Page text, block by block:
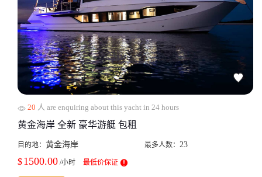
20 人 are enquiring about this yacht in 24 hours
黄金海岸 全新 豪华游艇 包租
目的地： 黄金海岸 最多人数： 23
$1500.00 /小时 最低价保证